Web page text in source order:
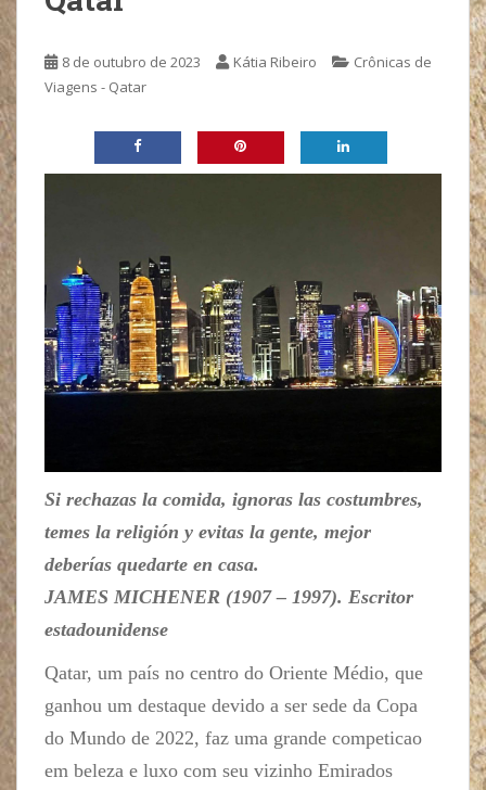
8 de outubro de 2023 Kátia Ribeiro
Crônicas de
Viagens - Qatar
Si rechazas la comida, ignoras las costumbres,
temes la religión y evitas la gente, mejor
deberías quedarte en casa.
JAMES MICHENER (1907 – 1997). Escritor
estadounidense
Qatar, um país no centro do Oriente Médio, que
ganhou um destaque devido a ser sede da Copa
do Mundo de 2022, faz uma grande competicao
em beleza e luxo com seu vizinho Emirados